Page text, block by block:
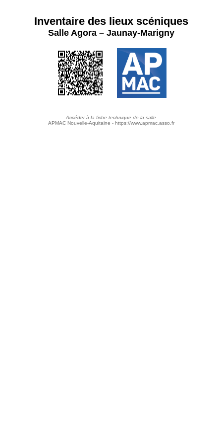
Inventaire des lieux scéniques
Salle Agora – Jaunay-Marigny
Accéder à la fiche technique de la salle
APMAC Nouvelle-Aquitaine - https://www.apmac.asso.fr